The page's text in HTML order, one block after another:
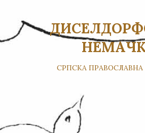
СРПСКА ПРАВОСЛАВНА